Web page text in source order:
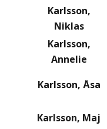
Karlsson,
Niklas
Karlsson,
Annelie
Karlsson, Åsa
Karlsson, Maj